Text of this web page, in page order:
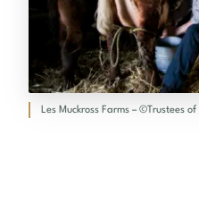
Les Muckross Farms – ©Trustees of